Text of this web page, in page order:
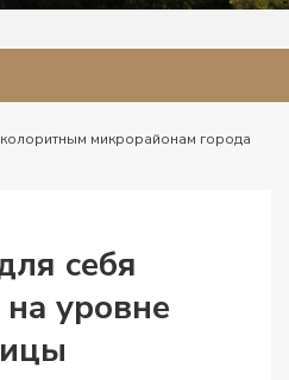
микрорайонам города
себя
уровне